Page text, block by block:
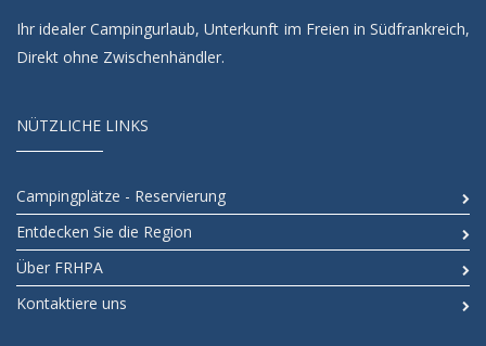
Ihr idealer Campingurlaub, Unterkunft im Freien in Südfrankreich,
Direkt ohne Zwischenhändler.
NÜTZLICHE LINKS
Campingplätze - Reservierung
Entdecken Sie die Region
Über FRHPA
Kontaktiere uns